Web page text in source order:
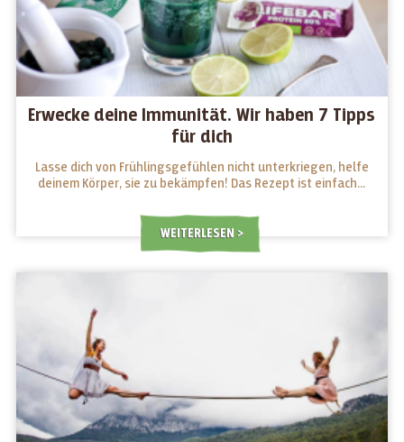
Erwecke deine Immunität. Wir haben 7 Tipps
für dich
Lasse dich von Frühlingsgefühlen nicht unterkriegen, helfe
deinem Körper, sie zu bekämpfen! Das Rezept ist einfach...
WEITERLESEN